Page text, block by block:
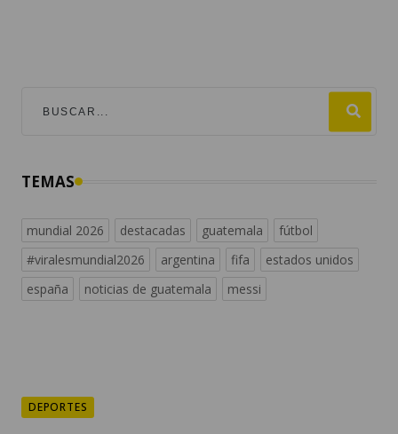
TEMAS
mundial 2026 destacadas guatemala
fútbol
#viralesmundial2026
argentina fifa
estados unidos
españa
noticias de guatemala messi
DEPORTES